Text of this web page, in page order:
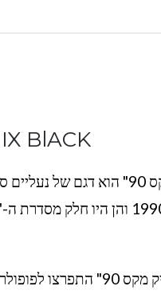
BlACK
נעלי "נייק מקס 90"